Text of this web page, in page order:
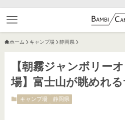
ホーム キャンプ場 静岡県
【朝霧ジャンボリー
場】富士山が眺めれ
キャンプ場 静岡県